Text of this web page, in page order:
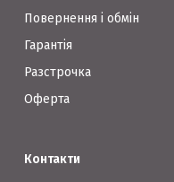
Повернення і обмін
Гарантія
Разстрочка
Оферта
Контакти